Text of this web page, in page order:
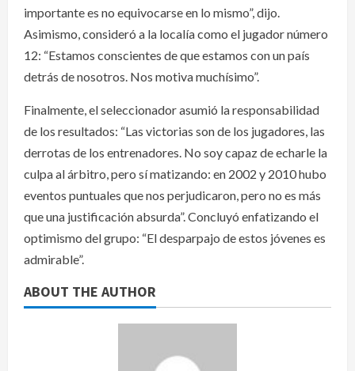
importante es no equivocarse en lo mismo”, dijo.
Asimismo, consideró a la localía como el jugador número
12: “Estamos conscientes de que estamos con un país
detrás de nosotros. Nos motiva muchísimo”.
Finalmente, el seleccionador asumió la responsabilidad
de los resultados: “Las victorias son de los jugadores, las
derrotas de los entrenadores. No soy capaz de echarle la
culpa al árbitro, pero sí matizando: en 2002 y 2010 hubo
eventos puntuales que nos perjudicaron, pero no es más
que una justificación absurda”. Concluyó enfatizando el
optimismo del grupo: “El desparpajo de estos jóvenes es
admirable”.
ABOUT THE AUTHOR